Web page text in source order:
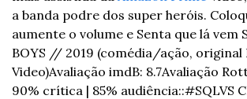
a banda podre dos super heróis.
aumente o volume e Senta que lá vem
BOYS // 2019 (comédia/ação, original
Video)Avaliação imdB: 8.7Avaliação
90% crítica | 85% audiência::#SQLVS